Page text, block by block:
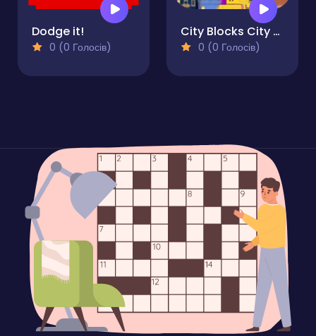
Dodge it!
0 (0 Голосів)
City Blocks City Tower
0 (0 Голосів)